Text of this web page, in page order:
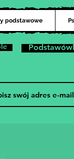
podstawowe